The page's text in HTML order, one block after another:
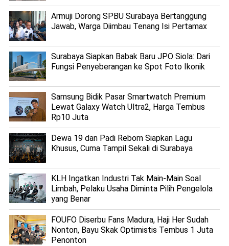
Armuji Dorong SPBU Surabaya Bertanggung
Jawab, Warga Diimbau Tenang Isi Pertamax
Surabaya Siapkan Babak Baru JPO Siola: Dari
Fungsi Penyeberangan ke Spot Foto Ikonik
Samsung Bidik Pasar Smartwatch Premium
Lewat Galaxy Watch Ultra2, Harga Tembus
Rp10 Juta
Dewa 19 dan Padi Reborn Siapkan Lagu
Khusus, Cuma Tampil Sekali di Surabaya
KLH Ingatkan Industri Tak Main-Main Soal
Limbah, Pelaku Usaha Diminta Pilih Pengelola
yang Benar
FOUFO Diserbu Fans Madura, Haji Her Sudah
Nonton, Bayu Skak Optimistis Tembus 1 Juta
Penonton